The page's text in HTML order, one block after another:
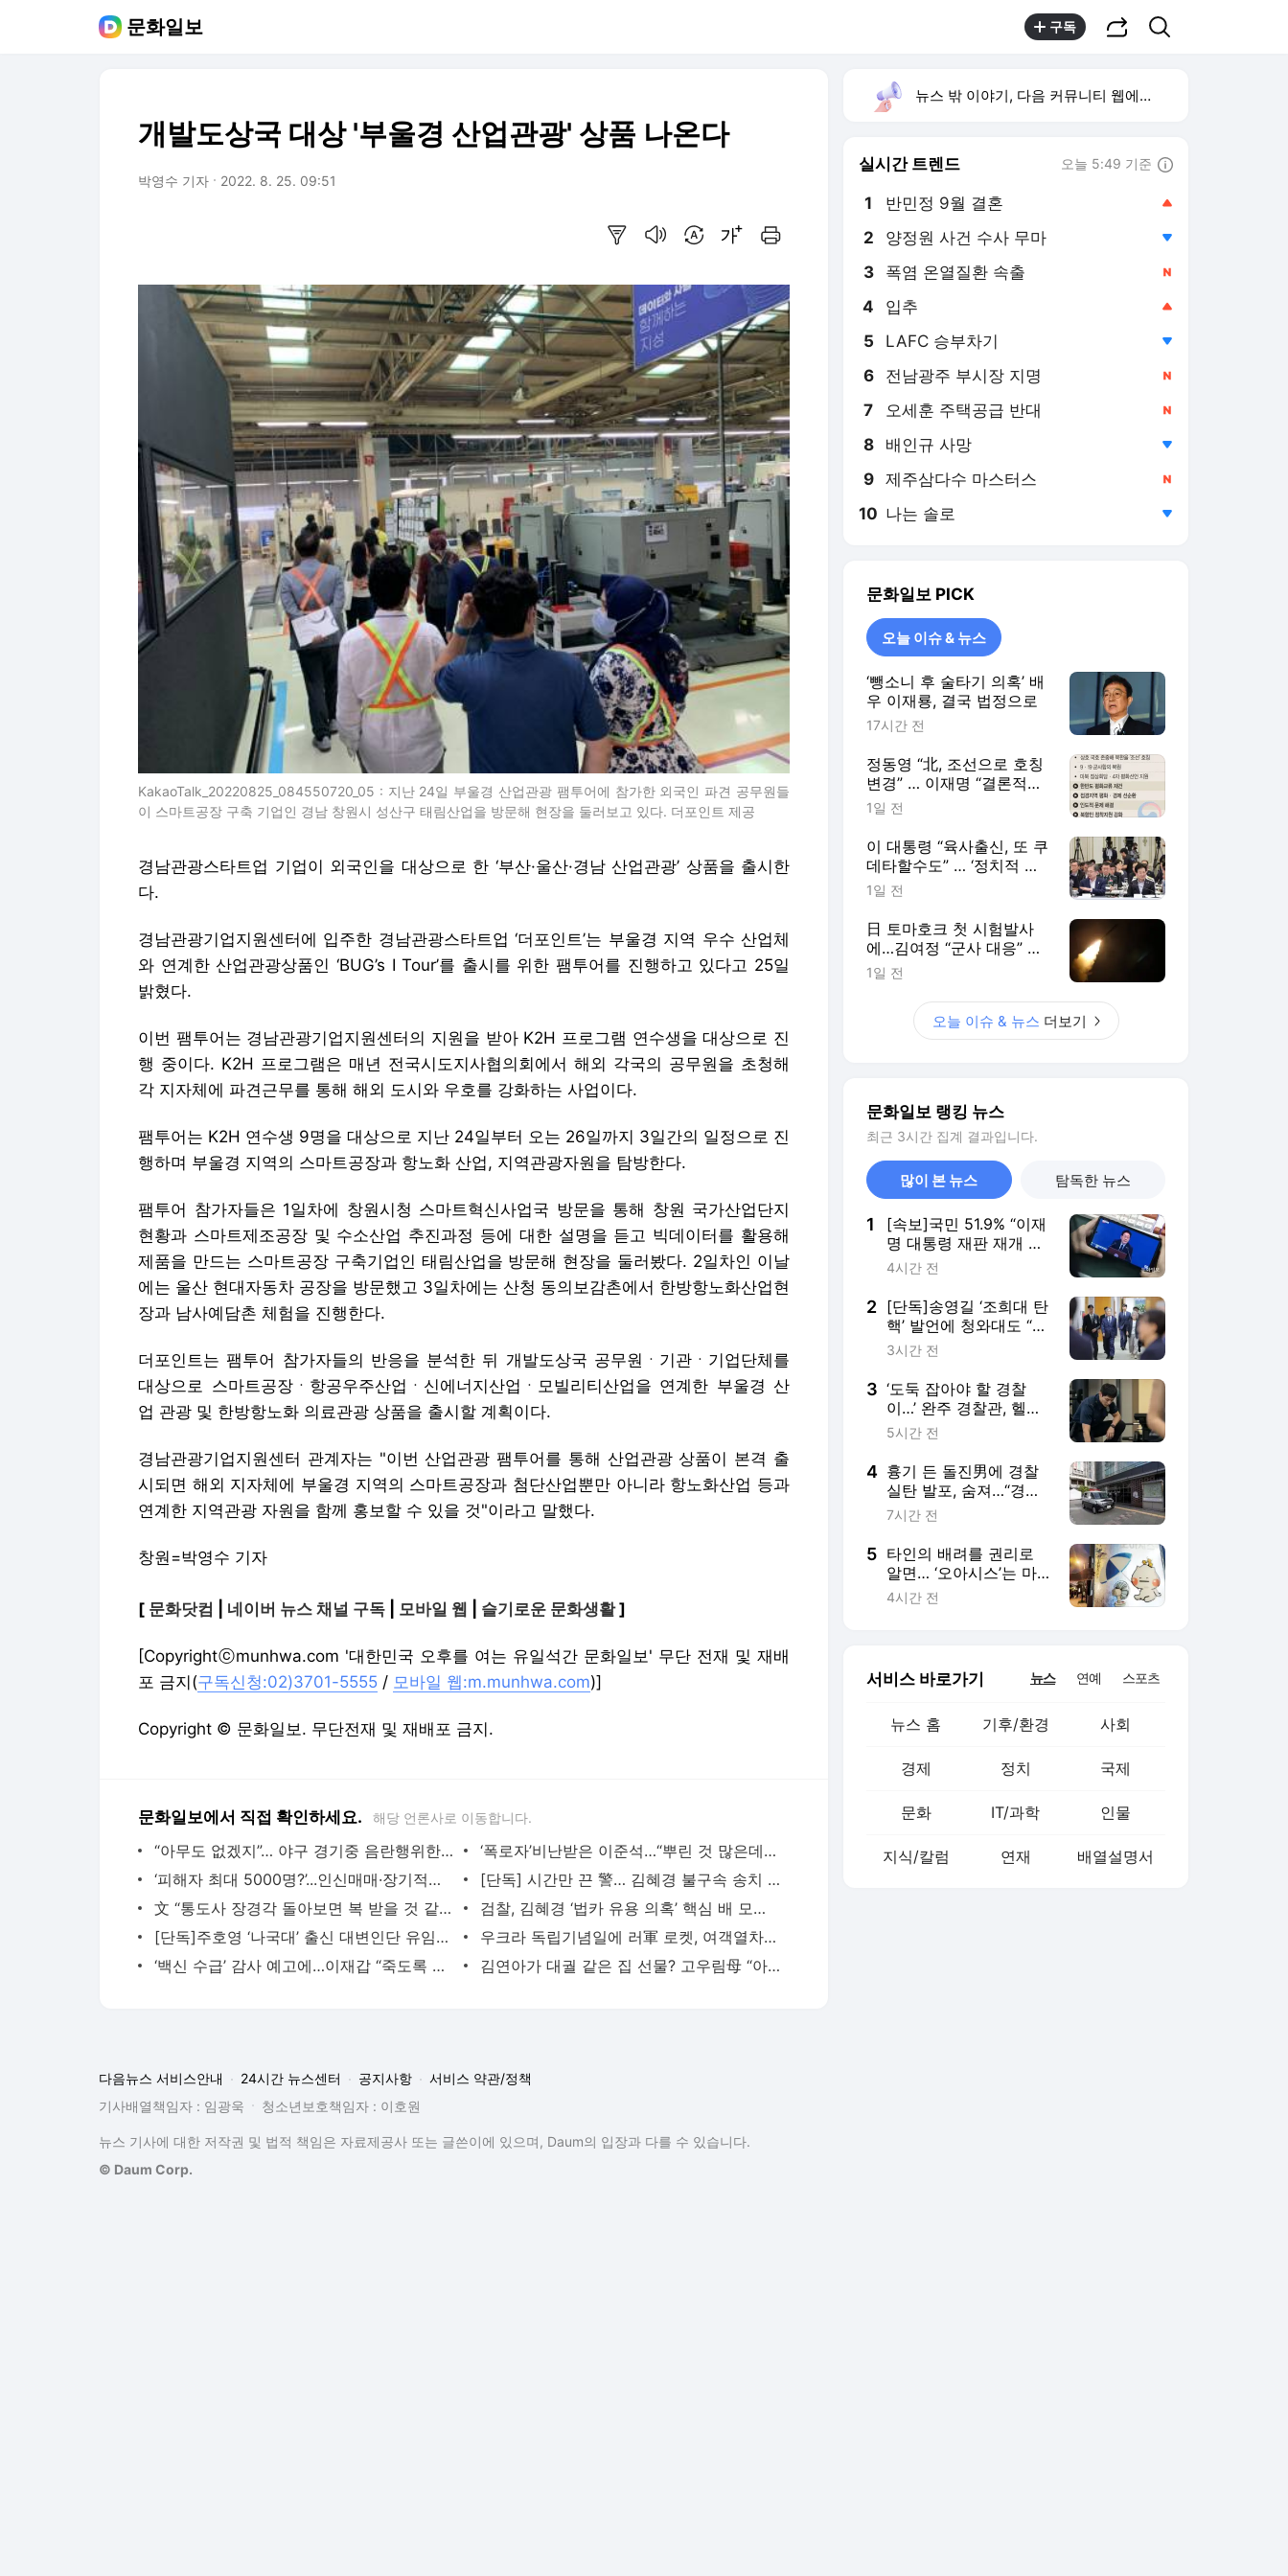
문화일보 구독
개발도상국 대상 '부울경 산업관광' 상품 나온다
박영수 기자 2022. 8. 25. 09:51
KakaoTalk_20220825_084550720_05 : 지난 24일 부울경 산업관광 팸투어에 참가한 외국인 파견 공무원들
이 스마트공장 구축 기업인 경남 창원시 성산구 태림산업을 방문해 현장을 둘러보고 있다. 더포인트 제공
경남관광스타트업 기업이 외국인을 대상으로 한 ‘부산·울산·경남 산업관광’ 상품을 출시한
다.
경남관광기업지원센터에 입주한 경남관광스타트업 ‘더포인트’는 부울경 지역 우수 산업체
와 연계한 산업관광상품인 ‘BUG’s I Tour’를 출시를 위한 팸투어를 진행하고 있다고 25일
밝혔다.
이번 팸투어는 경남관광기업지원센터의 지원을 받아 K2H 프로그램 연수생을 대상으로 진
행 중이다. K2H 프로그램은 매년 전국시도지사협의회에서 해외 각국의 공무원을 초청해
각 지자체에 파견근무를 통해 해외 도시와 우호를 강화하는 사업이다.
팸투어는 K2H 연수생 9명을 대상으로 지난 24일부터 오는 26일까지 3일간의 일정으로 진
행하며 부울경 지역의 스마트공장과 항노화 산업, 지역관광자원을 탐방한다.
팸투어 참가자들은 1일차에 창원시청 스마트혁신사업국 방문을 통해 창원 국가산업단지
현황과 스마트제조공장 및 수소산업 추진과정 등에 대한 설명을 듣고 빅데이터를 활용해
제품을 만드는 스마트공장 구축기업인 태림산업을 방문해 현장을 둘러봤다. 2일차인 이날
에는 울산 현대자동차 공장을 방문했고 3일차에는 산청 동의보감촌에서 한방항노화산업현
장과 남사예담촌 체험을 진행한다.
더포인트는 팸투어 참가자들의 반응을 분석한 뒤 개발도상국 공무원ㆍ기관ㆍ기업단체를
대상으로 스마트공장ㆍ항공우주산업ㆍ신에너지산업ㆍ모빌리티산업을 연계한 부울경 산
업 관광 및 한방항노화 의료관광 상품을 출시할 계획이다.
경남관광기업지원센터 관계자는 "이번 산업관광 팸투어를 통해 산업관광 상품이 본격 출
시되면 해외 지자체에 부울경 지역의 스마트공장과 첨단산업뿐만 아니라 항노화산업 등과
연계한 지역관광 자원을 함께 홍보할 수 있을 것"이라고 말했다.
창원=박영수 기자
[ 문화닷컴 네이버 뉴스 채널 구독 모바일 웹 슬기로운 문화생활]
[Copyrightⓒmunhwa.com '대한민국 오후를 여는 유일석간 문화일보' 무단 전재 및 재배
포 금지(구독신청:02)3701-5555 / 모바일 웹:m.munhwa.com)]
Copyright © 문화일보. 무단전재 및 재배포 금지.
문화일보에서 직접 확인하세요. 해당 언론사로 이동합니다.
“아무도 없겠지”… 야구 경기중 음란행위한 남녀, 팬 영상에 덜미
‘폭로자’비난받은 이준석…“뿌린 것 많은데 생색내기 헐리웃 액션”
‘피해자 최대 5000명?’...인신매매·장기적출 조직에 대만 술렁
[단독] 시간만 끈 警… 김혜경 불구속 송치 가닥
文 “통도사 장경각 돌아보면 복 받을 것 같아” 방문 추천
검찰, 김혜경 ‘법카 유용 의혹’ 핵심 배 모씨 사전영장 청구
[단독]주호영 ‘나국대’ 출신 대변인단 유임… 비대위 조기 안착 포석
우크라 독립기념일에 러軍 로켓, 여객열차 공격...젤렌스키 “60여명 사상”
‘백신 수급’ 감사 예고에…이재갑 “죽도록 고생한 공무원만 괴롭혀” 일침
김연아가 대궐 같은 집 선물? 고우림母 “아들 상처 받아”
뉴스 밖 이야기, 다음 커뮤니티 웹에서 보기
실시간 트렌드 오늘 5:49 기준
1 반민정 9월 결혼
2 양정원 사건 수사 무마
3 폭염 온열질환 속출
4 입추
5 LAFC 승부차기
6 전남광주 부시장 지명
7 오세훈 주택공급 반대
8 배인규 사망
9 제주삼다수 마스터스
10 나는 솔로
문화일보 PICK
오늘 이슈 & 뉴스
‘뺑소니 후 술타기 의혹’ 배
우 이재룡, 결국 법정으로
17시간 전
정동영 “北, 조선으로 호칭
변경” … 이재명 “결론적으
로 약간 의문”
1일 전
이 대통령 “육사출신, 또 쿠
데타할수도” … ‘정치적 중
립’ 軍 당혹
1일 전
日 토마호크 첫 시험발사
에…김여정 “군사 대응” 으
름장
1일 전
오늘 이슈 & 뉴스 더보기
문화일보 랭킹 뉴스
최근 3시간 집계 결과입니다.
많이 본 뉴스 탐독한 뉴스
1
[속보]국민 51.9% “이재
명 대통령 재판 재개 필
요하다”-코리아정보리
4시간 전
2 [단독]송영길 ‘조희대 탄
핵’ 발언에 청와대도 “헌
법적 책무 방기”… 흔들
3시간 전
3 ‘도둑 잡아야 할 경찰
이…’ 완주 경찰관, 헬스
장서 주운 무선이어폰
5시간 전
4 흉기 든 돌진男에 경찰
실탄 발포, 숨져…“경위
조사중”
7시간 전
5 타인의 배려를 권리로
알면… ‘오아시스’는 마
른다[포토 에세이]
4시간 전
서비스 바로가기 뉴스 연예 스포츠
뉴스 홈 기후/환경 사회
경제 정치 국제
문화 IT/과학 인물
지식/칼럼 연재 배열설명서
다음뉴스 서비스안내 24시간 뉴스센터 공지사항
서비스 약관/정책
기사배열책임자 : 임광욱
청소년보호책임자 : 이호원
뉴스 기사에 대한 저작권 및 법적 책임은 자료제공사 또는 글쓴이에 있으며, Daum의 입장과 다를 수 있습니다.
© Daum Corp.